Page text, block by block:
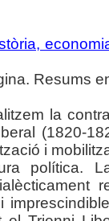
Resums
la
(1820-
i
política.